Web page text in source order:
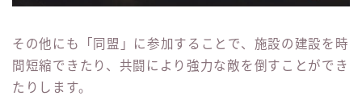
その他にも「同盟」に参加することで、施設の建設を時
間短縮できたり、共闘により強力な敵を倒すことができ
たりします。